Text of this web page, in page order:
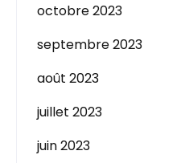
octobre 2023
septembre 2023
août 2023
juillet 2023
juin 2023